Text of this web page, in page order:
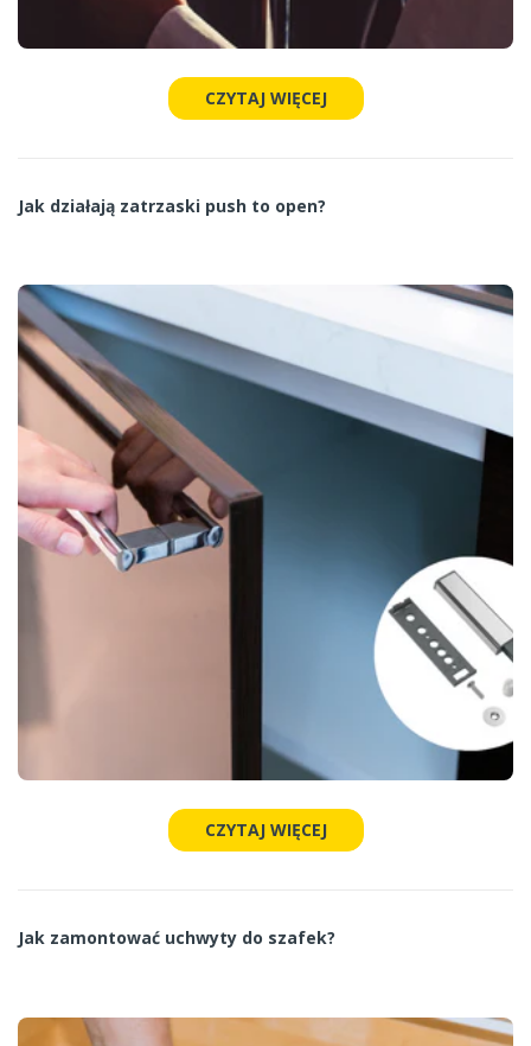
CZYTAJ WIĘCEJ
Jak działają zatrzaski push to open?
CZYTAJ WIĘCEJ
Jak zamontować uchwyty do szafek?